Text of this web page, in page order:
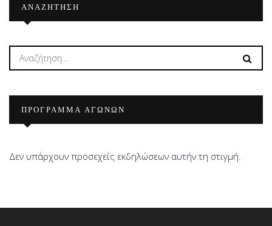
ΑΝΑΖΉΤΗΣΗ
ΠΡΟΓΡΑΜΜΑ ΑΓΩΝΩΝ
Δεν υπάρχουν προσεχείς εκδηλώσεων αυτήν τη στιγμή.